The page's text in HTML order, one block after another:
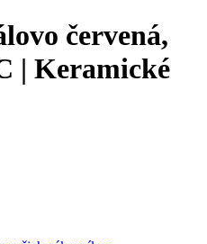
červená,
| Keramické